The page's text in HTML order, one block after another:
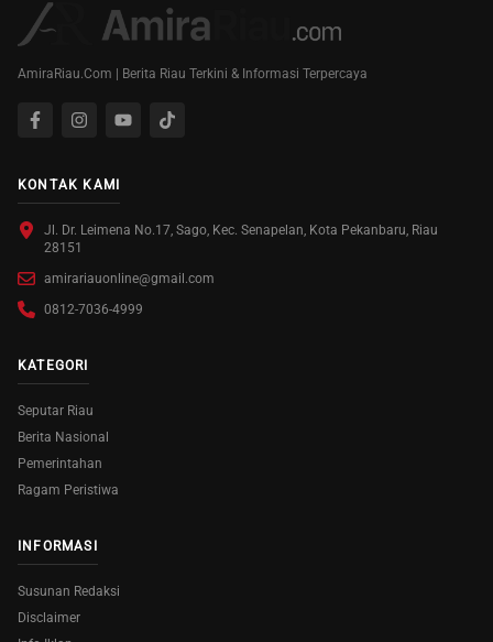
AmiraRiau.Com | Berita Riau Terkini & Informasi Terpercaya
KONTAK KAMI
Jl. Dr. Leimena No.17, Sago, Kec. Senapelan, Kota Pekanbaru, Riau
28151
amirariauonline@gmail.com
0812-7036-4999
KATEGORI
Seputar Riau
Berita Nasional
Pemerintahan
Ragam Peristiwa
INFORMASI
Susunan Redaksi
Disclaimer